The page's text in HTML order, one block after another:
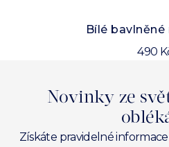
Bílé
490
Novinky ze
Získáte pravidelné